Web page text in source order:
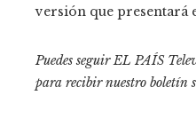
versión que presentará
Puedes seguir EL PAÍS
para recibirnuestro boletín